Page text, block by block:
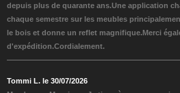
depuis plus de quarante ans.Une application
chaque semestre sur les meubles
le bois et donne un reflet magnifique.Merci
d'expédition.Cordialement.
Tommi L. le 30/07/2026